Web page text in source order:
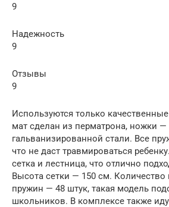
9
Надежность
9
Отзывы
9
Используются только
мат сделан из перматрона, ножки —
гальванизированной стали. Все
что не даст травмироваться
сетка и лестница, что отлично
Высота сетки — 150 см.
пружин — 48 штук, такая модель
школьников. В комплексе также